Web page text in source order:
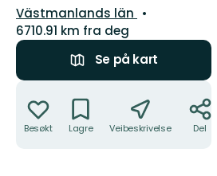
Fylke:
Västmanlands län
6710.91 km fra deg
Se på kart
Besøkt Lagre Veibeskrivelse Del